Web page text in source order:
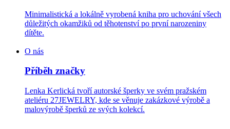
Minimalistická a lokálně vyrobená kniha pro uchování všech
důležitých okamžiků od těhotenství po první narozeniny
dítěte.
O nás
Příběh značky
Lenka Kerlická tvoří autorské šperky ve svém pražském
ateliéru 27JEWELRY, kde se věnuje zakázkové výrobě a
malovýrobě šperků ze svých kolekcí.